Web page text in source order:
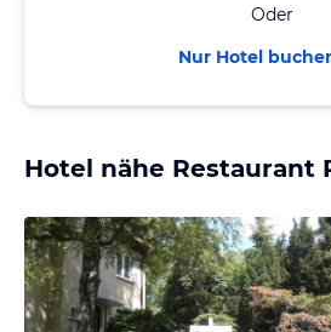
Oder
Nur Hotel
Hotel nähe Restaurant